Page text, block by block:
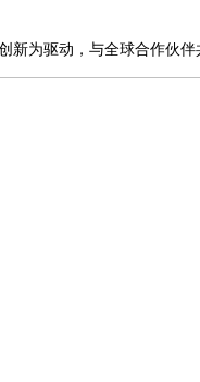
为驱动，与全球合作伙